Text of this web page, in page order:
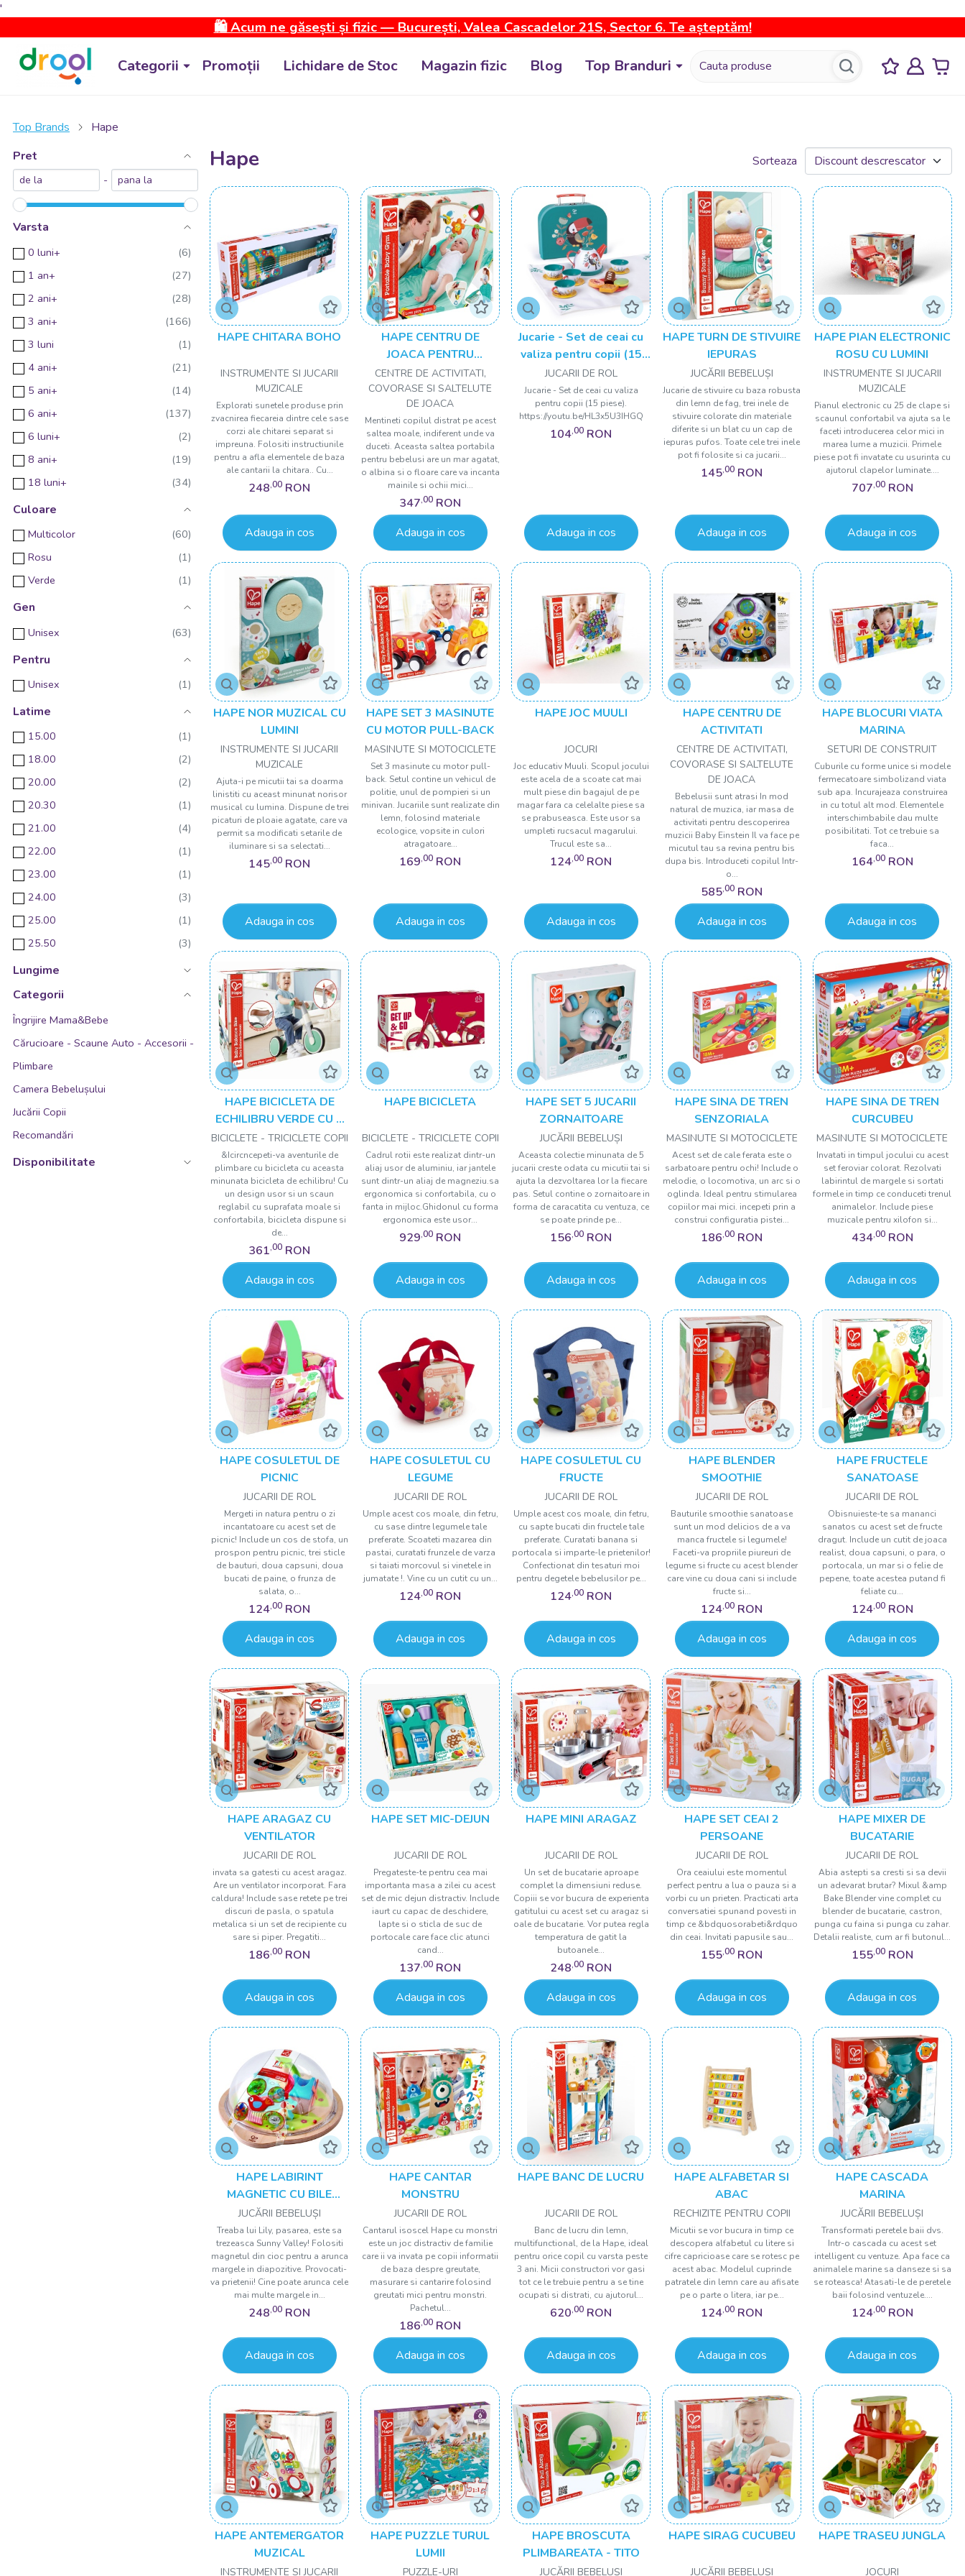
'
🛍️ Acum ne găsești și fizic — București, Valea Cascadelor 21S, Sector 6. Te așteptăm!
Categorii Promoții Lichidare de Stoc Magazin fizic Blog Top Branduri
Top Brands
Hape
Pret
-
Varsta
0 luni+
1 an+
2 ani+
3 ani+
3 luni
4 ani+
5 ani+
6 ani+
6 luni+
8 ani+
18 luni+
Culoare
Multicolor
Rosu
Verde
Gen
Unisex
Pentru
Unisex
Latime
15.00
18.00
20.00
20.30
21.00
22.00
23.00
24.00
25.00
25.50
26.00
28.00
30.50
Lungime
Categorii
Îngrijire Mama&Bebe
Cărucioare - Scaune Auto - Accesorii -
Plimbare
Camera Bebelușului
Jucării Copii
Recomandări
Disponibilitate
Hape Sorteaza
HAPE CHITARA BOHO
INSTRUMENTE SI JUCARII
MUZICALE
Explorati sunetele produse prin
zvacnirea fiecareia dintre cele sase
corzi ale chitarei separat si
impreuna. Folositi instructiunile
pentru a afla elementele de baza
ale cantarii la chitara.. Cu...
248,00 RON
Adauga in cos
HAPE CENTRU DE
JOACA PENTRU
BEBELUSI
CENTRE DE ACTIVITATI,
COVORASE SI SALTELUTE
DE JOACA
Mentineti copilul distrat pe acest
saltea moale, indiferent unde va
duceti. Aceasta saltea portabila
pentru bebelusi are un mar agatat,
o albina si o floare care va incanta
mainile si ochii mici...
347,00 RON
Adauga in cos
Jucarie - Set de ceai cu
valiza pentru copii (15
piese)
JUCARII DE ROL
Jucarie - Set de ceai cu valiza
pentru copii (15 piese).
https://youtu.be/HL3x5U3IHGQ
104,00 RON
Adauga in cos
HAPE TURN DE STIVUIRE
IEPURAS
JUCĂRII BEBELUȘI
Jucarie de stivuire cu baza robusta
din lemn de fag, trei inele de
stivuire colorate din materiale
diferite si un blat cu un cap de
iepuras pufos. Toate cele trei inele
pot fi folosite si ca jucarii...
145,00 RON
Adauga in cos
HAPE PIAN ELECTRONIC
ROSU CU LUMINI
INSTRUMENTE SI JUCARII
MUZICALE
Pianul electronic cu 25 de clape si
scaunul confortabil va ajuta sa le
faceti introducerea celor mici in
marea lume a muzicii. Primele
piese pot fi invatate cu usurinta cu
ajutorul clapelor luminate....
707,00 RON
Adauga in cos
HAPE NOR MUZICAL CU
LUMINI
INSTRUMENTE SI JUCARII
MUZICALE
Ajuta-i pe micutii tai sa doarma
linistiti cu aceast minunat norisor
musical cu lumina. Dispune de trei
picaturi de ploaie agatate, care va
permit sa modificati setarile de
iluminare si sa selectati...
145,00 RON
Adauga in cos
HAPE SET 3 MASINUTE
CU MOTOR PULL-BACK
MASINUTE SI MOTOCICLETE
Set 3 masinute cu motor pull-
back. Setul contine un vehicul de
politie, unul de pompieri si un
minivan. Jucariile sunt realizate din
lemn, folosind materiale
ecologice, vopsite in culori
atragatoare...
169,00 RON
Adauga in cos
HAPE JOC MUULI
JOCURI
Joc educativ Muuli. Scopul jocului
este acela de a scoate cat mai
mult piese din bagajul de pe
magar fara ca celelalte piese sa
se prabuseasca. Este usor sa
umpleti rucsacul magarului.
Trucul este sa...
124,00 RON
Adauga in cos
HAPE CENTRU DE
ACTIVITATI
CENTRE DE ACTIVITATI,
COVORASE SI SALTELUTE
DE JOACA
Bebelusii sunt atrasi In mod
natural de muzica, iar masa de
activitati pentru descoperirea
muzicii Baby Einstein Il va face pe
micutul tau sa revina pentru bis
dupa bis. Introduceti copilul Intr-
o...
585,00 RON
Adauga in cos
HAPE BLOCURI VIATA
MARINA
SETURI DE CONSTRUIT
Cuburile cu forme unice si modele
fermecatoare simbolizand viata
sub apa. Incurajeaza construirea
in cu totul alt mod. Elementele
interschimbabile dau multe
posibilitati. Tot ce trebuie sa
faca...
164,00 RON
Adauga in cos
HAPE BICICLETA DE
ECHILIBRU VERDE CU 3
ROTI
BICICLETE - TRICICLETE COPII
&Icircncepeti-va aventurile de
plimbare cu bicicleta cu aceasta
minunata bicicleta de echilibru! Cu
un design usor si un scaun
reglabil cu suprafata moale si
confortabila, bicicleta dispune si
de...
361,00 RON
Adauga in cos
HAPE BICICLETA
BICICLETE - TRICICLETE COPII
Cadrul rotii este realizat dintr-un
aliaj usor de aluminiu, iar jantele
sunt dintr-un aliaj de magneziu.sa
ergonomica si confortabila, cu o
fanta in mijloc.Ghidonul cu forma
ergonomica este usor...
929,00 RON
Adauga in cos
HAPE SET 5 JUCARII
ZORNAITOARE
JUCĂRII BEBELUȘI
Aceasta colectie minunata de 5
jucarii creste odata cu micutii tai si
ajuta la dezvoltarea lor la fiecare
pas. Setul contine o zornaitoare in
forma de caracatita cu ventuza, ce
se poate prinde pe...
156,00 RON
Adauga in cos
HAPE SINA DE TREN
SENZORIALA
MASINUTE SI MOTOCICLETE
Acest set de cale ferata este o
sarbatoare pentru ochi! Include o
melodie, o locomotiva, un arc si o
oglinda. Ideal pentru stimularea
copiilor mai mici. incepeti prin a
construi configuratia pistei...
186,00 RON
Adauga in cos
HAPE SINA DE TREN
CURCUBEU
MASINUTE SI MOTOCICLETE
Invatati in timpul jocului cu acest
set feroviar colorat. Rezolvati
labirintul de margele si sortati
formele in timp ce conduceti trenul
animalelor. Include piese
muzicale pentru xilofon si...
434,00 RON
Adauga in cos
HAPE COSULETUL DE
PICNIC
JUCARII DE ROL
Mergeti in natura pentru o zi
incantatoare cu acest set de
picnic! Include un cos de stofa, un
prospon pentru picnic, trei sticle
de bauturi, doua capsuni, doua
bucati de paine, o frunza de
salata, o...
124,00 RON
Adauga in cos
HAPE COSULETUL CU
LEGUME
JUCARII DE ROL
Umple acest cos moale, din fetru,
cu sase dintre legumele tale
preferate. Scoateti mazarea din
pastai, curatati frunzele de varza
si taiati morcovul si vinetele in
jumatate !. Vine cu un cutit cu un...
124,00 RON
Adauga in cos
HAPE COSULETUL CU
FRUCTE
JUCARII DE ROL
Umple acest cos moale, din fetru,
cu sapte bucati din fructele tale
preferate. Curatati banana si
portocala si imparte-le prietenilor!
Confectionat din tesaturi moi
pentru degetele bebelusilor pe...
124,00 RON
Adauga in cos
HAPE BLENDER
SMOOTHIE
JUCARII DE ROL
Bauturile smoothie sanatoase
sunt un mod delicios de a va
manca fructele si legumele!
Faceti-va propriile piureuri de
legume si fructe cu acest blender
care vine cu doua cani si include
fructe si...
124,00 RON
Adauga in cos
HAPE FRUCTELE
SANATOASE
JUCARII DE ROL
Obisnuieste-te sa mananci
sanatos cu acest set de fructe
dragut. Include un cutit de joaca
realist, doua capsuni, o para, o
portocala, un mar si o felie de
pepene, toate acestea putand fi
feliate cu...
124,00 RON
Adauga in cos
HAPE ARAGAZ CU
VENTILATOR
JUCARII DE ROL
invata sa gatesti cu acest aragaz.
Are un ventilator incorporat. Fara
caldura! Include sase retete pe trei
discuri de pasla, o spatula
metalica si un set de recipiente cu
sare si piper. Pregatiti...
186,00 RON
Adauga in cos
HAPE SET MIC-DEJUN
JUCARII DE ROL
Pregateste-te pentru cea mai
importanta masa a zilei cu acest
set de mic dejun distractiv. Include
iaurt cu capac de deschidere,
lapte si o sticla de suc de
portocale care face clic atunci
cand...
137,00 RON
Adauga in cos
HAPE MINI ARAGAZ
JUCARII DE ROL
Un set de bucatarie aproape
complet la dimensiuni reduse.
Copiii se vor bucura de experienta
gatitului cu acest set cu aragaz si
oale de bucatarie. Vor putea regla
temperatura de gatit la
butoanele...
248,00 RON
Adauga in cos
HAPE SET CEAI 2
PERSOANE
JUCARII DE ROL
Ora ceaiului este momentul
perfect pentru a lua o pauza si a
vorbi cu un prieten. Practicati arta
conversatiei spunand povesti in
timp ce &bdquosorabeti&rdquo
din ceai. Invitati papusile sau...
155,00 RON
Adauga in cos
HAPE MIXER DE
BUCATARIE
JUCARII DE ROL
Abia astepti sa cresti si sa devii
un adevarat brutar? Mixul &amp
Bake Blender vine complet cu
blender de bucatarie, castron,
punga cu faina si punga cu zahar.
Detalii realiste, cum ar fi butonul...
155,00 RON
Adauga in cos
HAPE LABIRINT
MAGNETIC CU BILE
COLORATE
JUCĂRII BEBELUȘI
Treaba lui Lily, pasarea, este sa
trezeasca Sunny Valley! Folositi
magnetul din cioc pentru a arunca
margele in diapozitive. Provocati-
va prietenii! Cine poate arunca cele
mai multe margele in...
248,00 RON
Adauga in cos
HAPE CANTAR
MONSTRU
JUCARII DE ROL
Cantarul isoscel Hape cu monstri
este un joc distractiv de familie
care ii va invata pe copii informatii
de baza despre greutate,
masurare si cantarire folosind
greutati mici pentru monstri.
Pachetul...
186,00 RON
Adauga in cos
HAPE BANC DE LUCRU
JUCARII DE ROL
Banc de lucru din lemn,
multifunctional, de la Hape, ideal
pentru orice copil cu varsta peste
3 ani. Micii constructori vor gasi
tot ce le trebuie pentru a se tine
ocupati si distrati, cu ajutorul...
620,00 RON
Adauga in cos
HAPE ALFABETAR SI
ABAC
RECHIZITE PENTRU COPII
Micutii se vor bucura in timp ce
descopera alfabetul cu litere si
cifre capricioase care se rotesc pe
acest abac. Modelul cuprinde
patratele din lemn care au afisate
pe o parte o litera, iar pe...
124,00 RON
Adauga in cos
HAPE CASCADA
MARINA
JUCĂRII BEBELUȘI
Transformati peretele baii dvs.
Intr-o cascada cu acest set
intelligent cu ventuze. Apa face ca
animalele marine sa danseze si sa
se roteasca! Atasati-le de peretele
baii folosind ventuzele....
124,00 RON
Adauga in cos
HAPE ANTEMERGATOR
MUZICAL
INSTRUMENTE SI JUCARII
HAPE PUZZLE TURUL
LUMII
PUZZLE-URI
HAPE BROSCUTA
PLIMBAREATA - TITO
JUCĂRII BEBELUȘI
HAPE SIRAG CUCUBEU
JUCĂRII BEBELUȘI
HAPE TRASEU JUNGLA
JOCURI